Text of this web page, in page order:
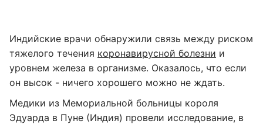
Индийские врачи обнаружили связь между риском
тяжелого течения коронавирусной болезни и
уровнем железа в организме. Оказалось, что если
он высок - ничего хорошего можно не ждать.
Медики из Мемориальной больницы короля
Эдуарда в Пуне (Индия) провели исследование, в